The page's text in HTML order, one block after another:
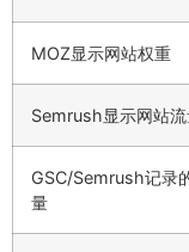
MOZ显示网站权重
Semrush显示网站
GSC/Semrush记录
量